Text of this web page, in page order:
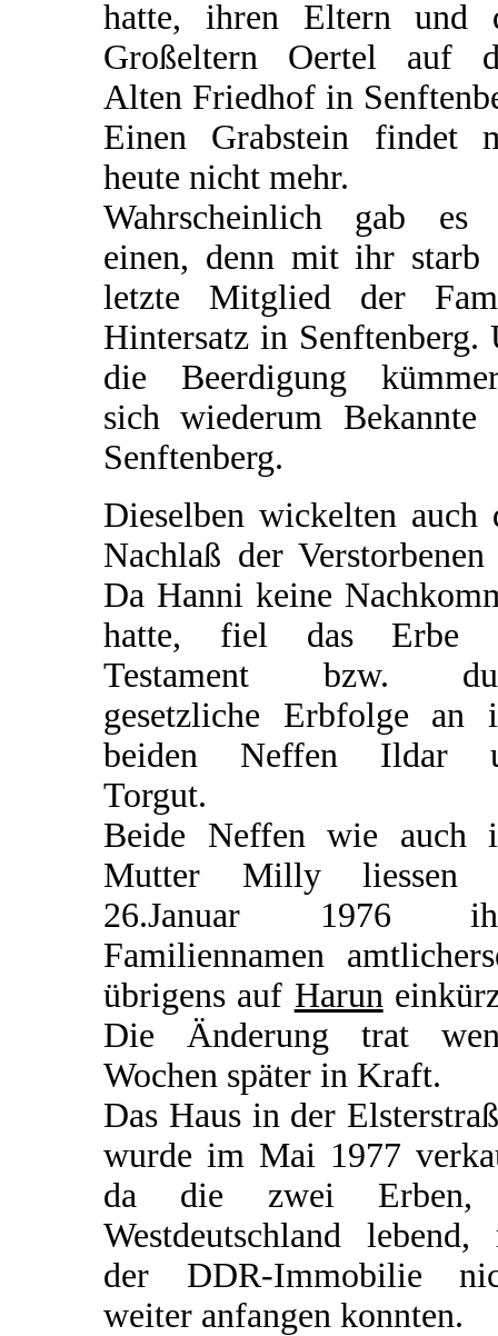
hatte, ihren Eltern und
Großeltern Oertel auf
Alten Friedhof in
Einen Grabstein findet
heute nicht mehr.
Wahrscheinlich gab es
einen, denn mit ihr starb
letzte Mitglied der
Hintersatz in Senftenberg.
die Beerdigung
sich wiederum Bekannte
Senftenberg.
Dieselben wickelten auch
Nachlaß der Verstorbenen
Da Hanni keine
hatte, fiel das Erbe
Testament bzw.
gesetzliche Erbfolge an
beiden Neffen Ildar
Torgut.
Beide Neffen wie auch
Mutter Milly liessen
26.Januar 1976
Familiennamen
übrigens auf Harun
Die Änderung trat
Wochen später in Kraft.
Das Haus in der
wurde im Mai 1977
da die zwei
Westdeutschland lebend,
der DDR-Immobilie
weiter anfangen konnten.